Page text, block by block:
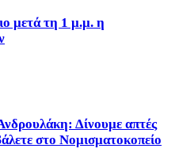
μετά τη 1 μ.μ. η
Δίνουμε απτές
στο Νομισματοκοπείο